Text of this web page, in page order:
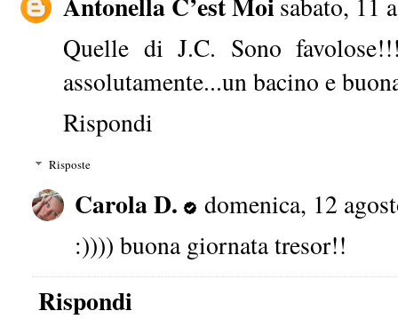
sabato, 11
Quelle di J.C. Sono
assolutamente...un bacino e
Rispondi
Risposte
Carola D.
domenica, 12
:)))) buona giornata tresor!!
Rispondi